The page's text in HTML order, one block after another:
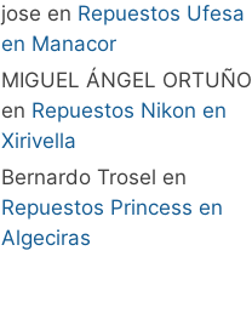
jose en Repuestos Ufesa
en Manacor
MIGUEL ÁNGEL ORTUÑO
en Repuestos Nikon en
Xirivella
Bernardo Trosel en
Repuestos Princess en
Algeciras